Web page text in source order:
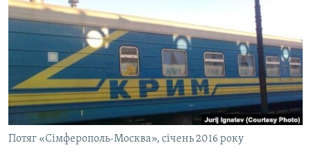
ДЕПОРТАЦІЯ
ВІДЕОУРОКИ «ELIFBE»
СВІДЧЕННЯ ОКУПАЦІЇ
УКРАЇНСЬКА ПРОБЛЕМА КРИМУ
ІНФОГРАФІКА
ЯК ОБІЙТИ БЛОКУВАННЯ
Русский
Qırımtatar
ДОЛУЧАЙСЯ!
Потяг «Сімферополь-Москва», січень 2016 року